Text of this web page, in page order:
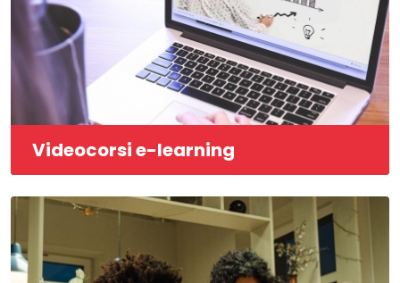
Videocorsi e-learning